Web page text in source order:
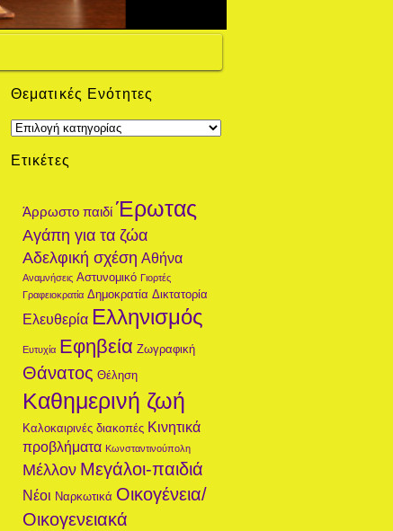
Θεματικές Ενότητες
Θεματικές
Ενότητες
Ετικέτες
Άρρωστο παιδί Έρωτας
Αγάπη για τα ζώα
Αδελφική σχέση Αθήνα
Αναμνήσεις Αστυνομικό Γιορτές
Γραφειοκρατία Δημοκρατία Δικτατορία
Ελευθερία Ελληνισμός
Ευτυχία Εφηβεία Ζωγραφική
Θάνατος Θέληση
Καθημερινή ζωή
Καλοκαιρινές διακοπές Κινητικά
προβλήματα Κωνσταντινούπολη
Μέλλον Μεγάλοι-παιδιά
Νέοι Ναρκωτικά Οικογένεια/
Οικογενειακά